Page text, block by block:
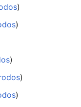
)
)
)
)
)